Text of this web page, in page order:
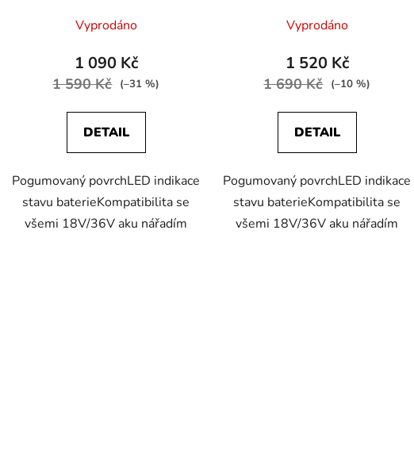
Vyprodáno
1 090 Kč
1 590 Kč (–31 %)
DETAIL
Pogumovaný povrchLED indikace
stavu baterieKompatibilita se
všemi 18V/36V aku nářadím
Vyprodáno
1 520 Kč
1 690 Kč (–10 %)
DETAIL
Pogumovaný povrchLED indikace
stavu baterieKompatibilita se
všemi 18V/36V aku nářadím